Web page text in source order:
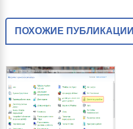
ПОХОЖИЕ ПУБЛИКАЦИИ